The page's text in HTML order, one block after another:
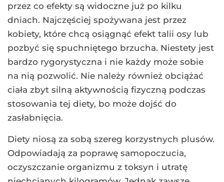
przez co efekty są widoczne już po kilku
dniach. Najczęściej spożywana jest przez
kobiety, które chcą osiągnąć efekt talii osy lub
pozbyć się spuchniętego brzucha. Niestety jest
bardzo rygorystyczna i nie każdy może sobie
na nią pozwolić. Nie należy również obciążać
ciała zbyt silną aktywnością fizyczną podczas
stosowania tej diety, bo może dojść do
zasłabnięcia.
Diety niosą za sobą szereg korzystnych plusów.
Odpowiadają za poprawę samopoczucia,
oczyszczanie organizmu z toksyn i utratę